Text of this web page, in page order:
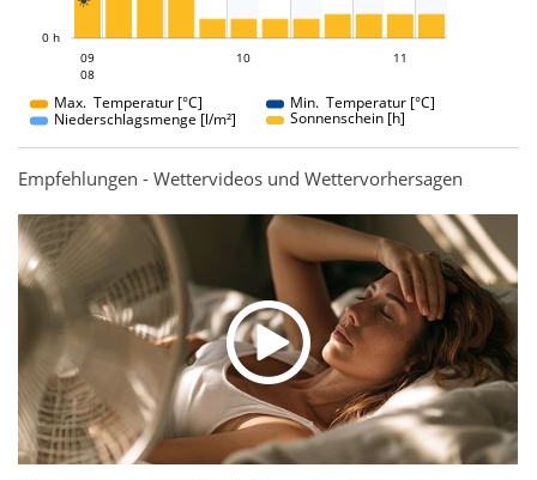
0 h
09
08
10 11
Max. Temperatur [°C]
Min. Temperatur [°C]
Niederschlagsmenge [l/m²]
Sonnenschein [h]
Empfehlungen - Wettervideos und Wettervorhersagen